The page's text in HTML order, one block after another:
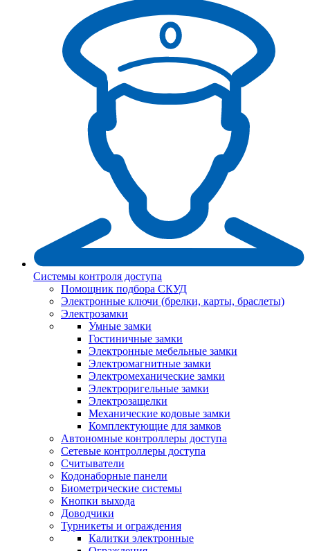
Системы контроля доступа
Помощник подбора СКУД
Электронные ключи (брелки, карты, браслеты)
Электрозамки
Умные замки
Гостиничные замки
Электронные мебельные замки
Электромагнитные замки
Электромеханические замки
Электроригельные замки
Электрозащелки
Механические кодовые замки
Комплектующие для замков
Автономные контроллеры доступа
Сетевые контроллеры доступа
Считыватели
Кодонаборные панели
Биометрические системы
Кнопки выхода
Доводчики
Турникеты и ограждения
Калитки электронные